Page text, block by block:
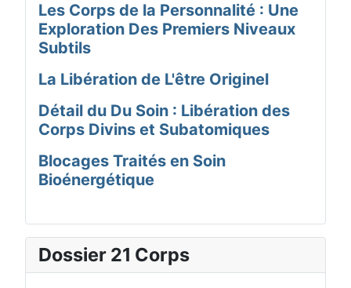
Les Corps de la Personnalité : Une
Exploration Des Premiers Niveaux
Subtils
La Libération de L'être Originel
Détail du Du Soin : Libération des
Corps Divins et Subatomiques
Blocages Traités en Soin
Bioénergétique
Dossier 21 Corps